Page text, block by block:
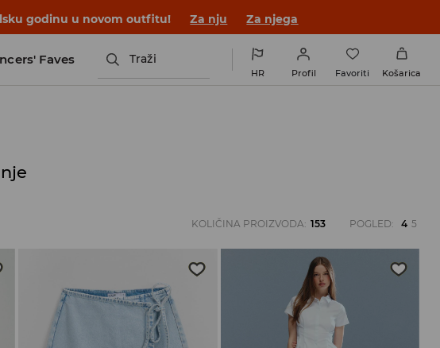
godinu u novom outfitu! Za nju Za njega
Faves Traži
HR Profil Favoriti Košarica
KOLIČINA PROIZVODA: 153 POGLED: 4 5